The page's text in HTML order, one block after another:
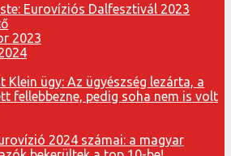
Eurovíziós Dalfesztivál 2023
2023
Klein ügy: Az ügyészség lezárta, a
fellebbezne, pedig soha nem is volt
2024 számai: a magyar